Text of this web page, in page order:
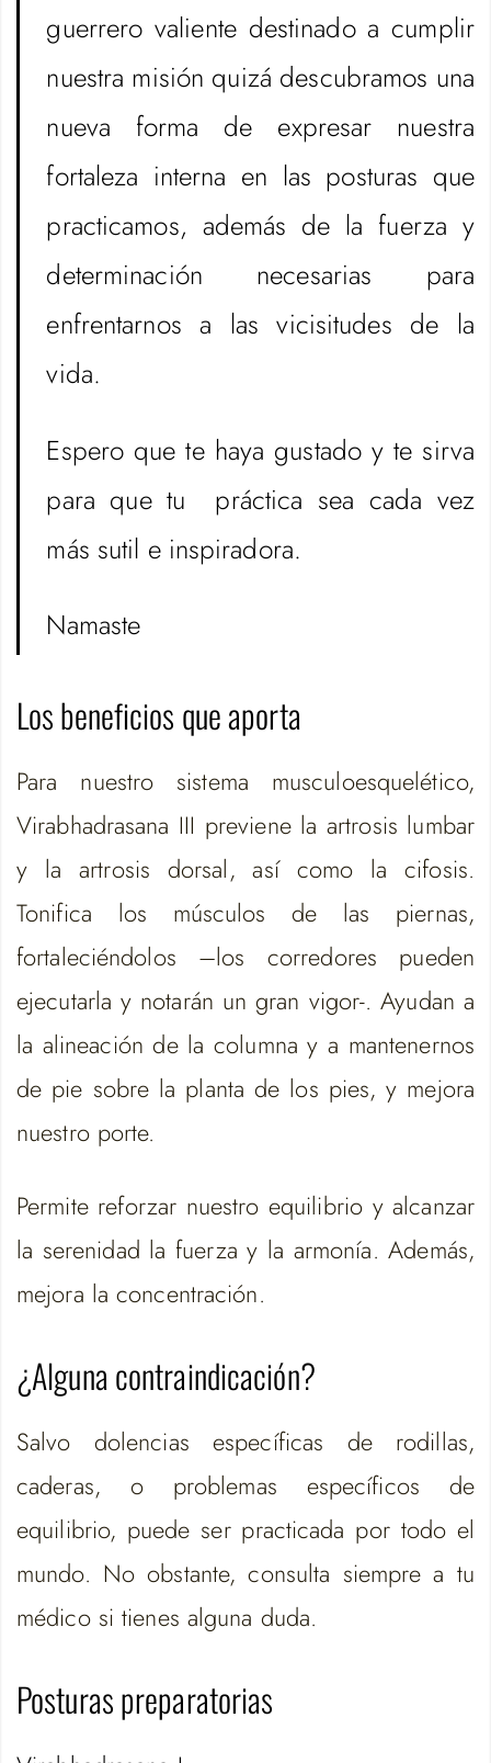
guerrero valiente destinado a cumplir
nuestra misión quizá descubramos una
nueva forma de expresar nuestra
fortaleza interna en las posturas que
practicamos, además de la fuerza y
determinación necesarias para
enfrentarnos a las vicisitudes de la
vida.
Espero que te haya gustado y te sirva
para que tu práctica sea cada vez
más sutil e inspiradora.
Namaste
Los beneficios que aporta
Para nuestro sistema musculoesquelético,
Virabhadrasana III previene la artrosis lumbar
y la artrosis dorsal, así como la cifosis.
Tonifica los músculos de las piernas,
fortaleciéndolos –los corredores pueden
ejecutarla y notarán un gran vigor-. Ayudan a
la alineación de la columna y a mantenernos
de pie sobre la planta de los pies, y mejora
nuestro porte.
Permite reforzar nuestro equilibrio y alcanzar
la serenidad la fuerza y la armonía. Además,
mejora la concentración.
¿Alguna contraindicación?
Salvo dolencias específicas de rodillas,
caderas, o problemas específicos de
equilibrio, puede ser practicada por todo el
mundo. No obstante, consulta siempre a tu
médico si tienes alguna duda.
Posturas preparatorias